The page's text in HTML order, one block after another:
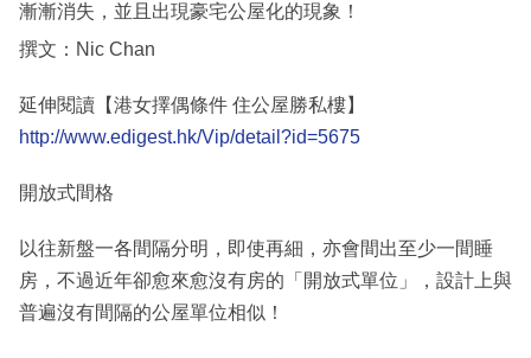
漸漸消失，並且出現豪宅公屋化的現象！
撰文：Nic Chan
延伸閱讀【港女擇偶條件 住公屋勝私樓】
http://www.edigest.hk/Vip/detail?id=5675
開放式間格
以往新盤一各間隔分明，即使再細，亦會間出至少一間睡
房，不過近年卻愈來愈沒有房的「開放式單位」，設計上與
普遍沒有間隔的公屋單位相似！